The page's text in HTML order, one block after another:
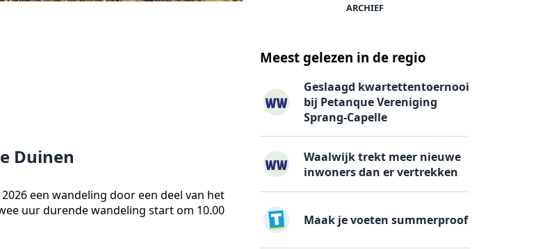
Duinen
een wandeling door een deel van het
uur durende wandeling start om 10.00
ARCHIEF
Meest gelezen in de regio
Geslaagd kwartettentoernooi
bij Petanque Vereniging
Sprang-Capelle
Waalwijk trekt meer nieuwe
inwoners dan er vertrekken
Maak je voeten summerproof